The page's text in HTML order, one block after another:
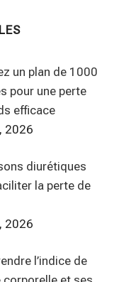
un plan de 1000
pour une perte
efficace
2026
diurétiques
la perte de
2026
l’indice de